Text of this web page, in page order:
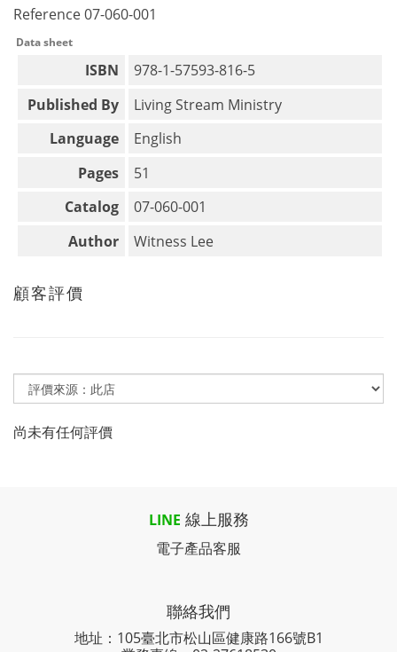
Reference07-060-001
Data sheet
ISBN
978-1-57593-816-5
Published By
Living Stream Ministry
Language
English
Pages
51
Catalog
07-060-001
Author
Witness Lee
顧客評價
尚未有任何評價
LINE 線上服務
電子產品客服
聯絡我們
地址：105臺北市松山區健康路166號B1